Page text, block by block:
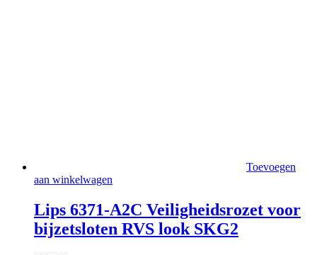
Toevoegen
aan winkelwagen
Lips 6371-A2C Veiligheidsrozet voor
bijzetsloten RVS look SKG2